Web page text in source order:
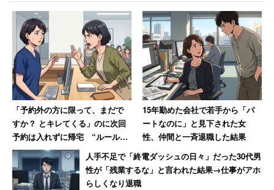
ると突然『君は仕事ができないから今日で雇い留め
だ。時給制だし、もったいないから早く帰ってく
れ』と言われました」
男性はハローワークと労基に相談したが、「試用期間は2
週間以内なら、前もって雇い留めを言わなくてもいい」な
どと説明を受けた。男性は、唐突に突き付けられた現実に
憤りながらも、
「会社の契約内容を確認していなかったは自己責任
「予約外の方に限って、まだで
すか？ とキレてくる」のに次回
予約は入れずに帰宅 “ルール無
視患者“に医療事務の女性がため
息
15年勤めた会社で若手から「パ
ートなのに」と見下された女
性、仲間と一斉退職した結果
人手不足で「終電ダッシュの日々」だった30代男
性が「残業するな」と言われた結果→仕事がアホ
らしくなり退職